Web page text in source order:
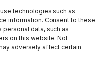
technologies such as
information. Consent to these
data, such as
on this website. Not
adversely affect certain